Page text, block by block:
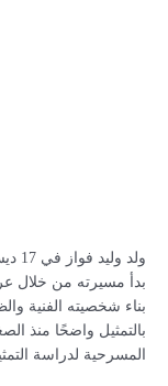
بدأ مسيرته من خلال
بناء شخصيته الفنية
بالتمثيل واضحًا منذ
المسرحية لدراسة